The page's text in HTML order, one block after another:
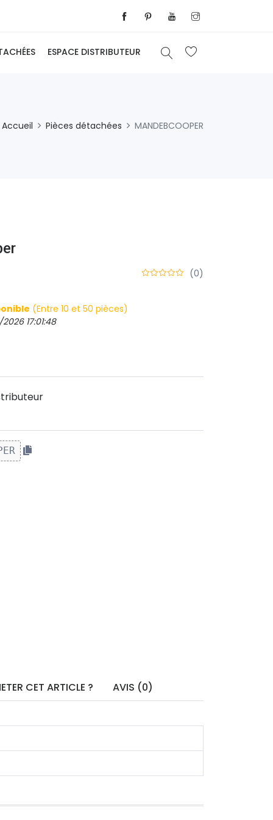
ESPACE DISTRIBUTEUR
Accueil Pièces détachées MANDEBCOOPER
(0)
(Entre 10 et 50 pièces)
17:01:48
CET ARTICLE ? AVIS (0)